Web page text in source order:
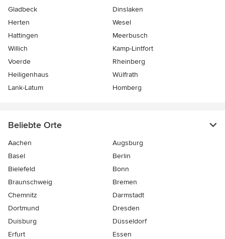
Gladbeck
Dinslaken
Herten
Wesel
Hattingen
Meerbusch
Willich
Kamp-Lintfort
Voerde
Rheinberg
Heiligenhaus
Wülfrath
Lank-Latum
Homberg
Beliebte Orte
Aachen
Augsburg
Basel
Berlin
Bielefeld
Bonn
Braunschweig
Bremen
Chemnitz
Darmstadt
Dortmund
Dresden
Duisburg
Düsseldorf
Erfurt
Essen